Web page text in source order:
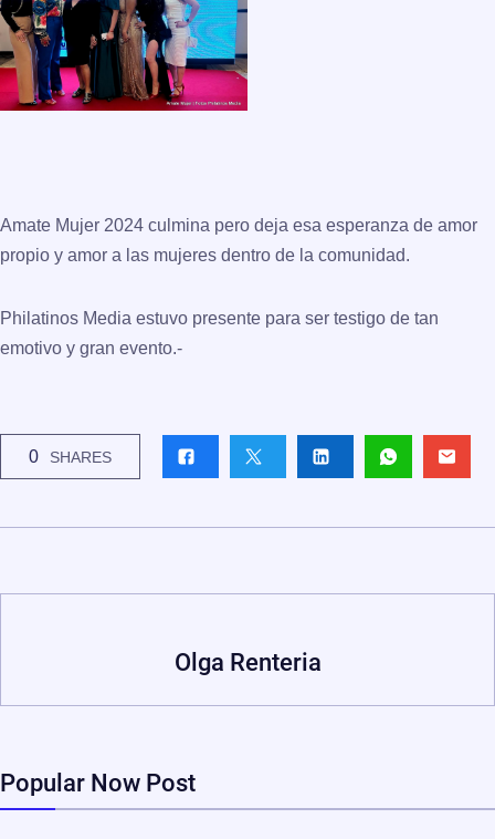
Amate Mujer 2024 culmina pero deja esa esperanza de amor
propio y amor a las mujeres dentro de la comunidad.
Philatinos Media estuvo presente para ser testigo de tan
emotivo y gran evento.-
0 SHARES
Olga Renteria
Popular Now Post